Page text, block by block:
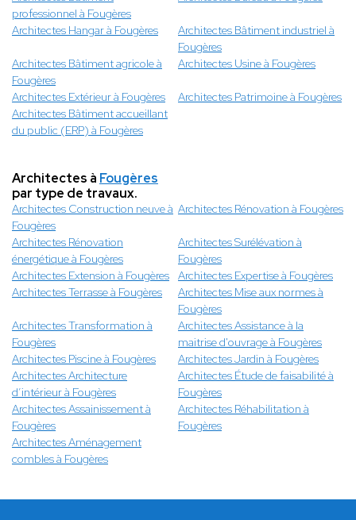
professionnel à Fougères
Architectes Hangar à Fougères
Architectes Bâtiment industriel à
Fougères
Architectes Bâtiment agricole à
Fougères
Architectes Usine à Fougères
Architectes Extérieur à Fougères
Architectes Patrimoine à Fougères
Architectes Bâtiment accueillant
du public (ERP) à Fougères
Architectes à Fougères
par type de travaux.
Architectes Construction neuve à
Fougères
Architectes Rénovation à Fougères
Architectes Rénovation
énergétique à Fougères
Architectes Surélévation à
Fougères
Architectes Extension à Fougères
Architectes Expertise à Fougères
Architectes Terrasse à Fougères
Architectes Mise aux normes à
Fougères
Architectes Transformation à
Fougères
Architectes Assistance à la
maitrise d'ouvrage à Fougères
Architectes Piscine à Fougères
Architectes Jardin à Fougères
Architectes Architecture
d’intérieur à Fougères
Architectes Étude de faisabilité à
Fougères
Architectes Assainissement à
Fougères
Architectes Réhabilitation à
Fougères
Architectes Aménagement
combles à Fougères